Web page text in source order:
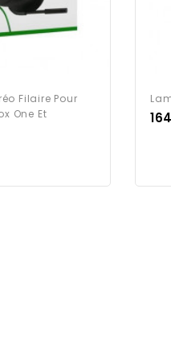
Filaire Pour
One Et